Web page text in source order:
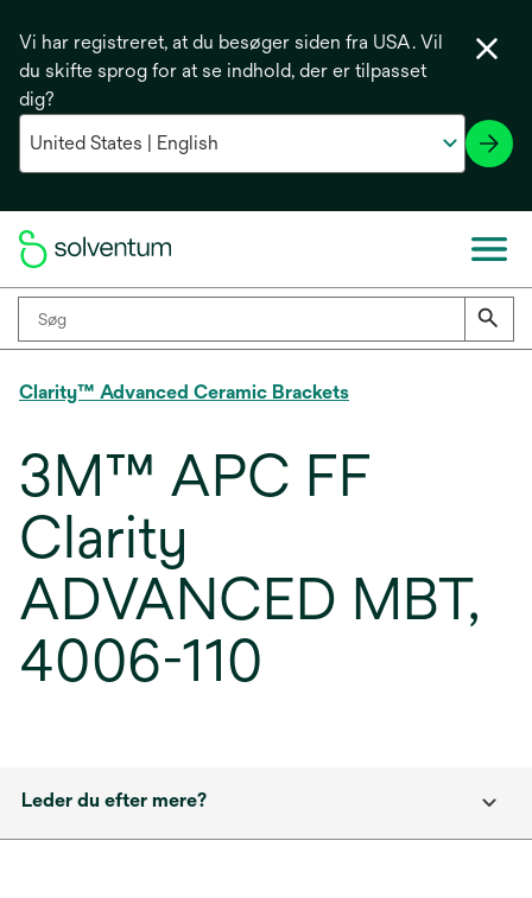
Vi har registreret, at du besøger siden fra USA. Vil
du skifte sprog for at se indhold, der er tilpasset
dig?
Clarity™ Advanced Ceramic Brackets
3M™ APC FF
Clarity
ADVANCED MBT,
4006-110
Leder du efter mere?